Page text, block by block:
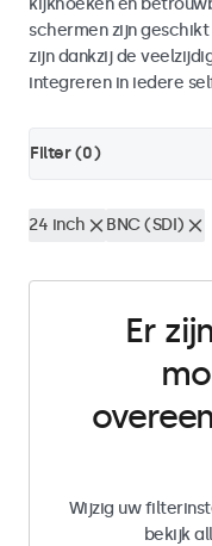
kijkhoeken en
schermen zijn
zijn dankzij de
integreren in iedere
Filter (0)
24 inch BNC (SDI)
Er
Wijzig uw
bekijk